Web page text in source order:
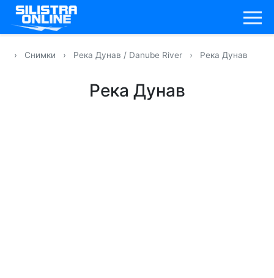
› Снимки › Река Дунав / Danube River › Река Дунав
Река Дунав